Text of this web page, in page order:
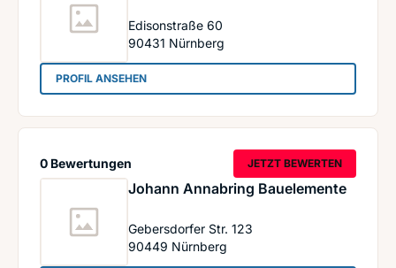
Edisonstraße 60
90431 Nürnberg
PROFIL ANSEHEN: Peter Maisser Handelsvertretung
Johann Annabring Bauelemente
Gebersdorfer Str. 123
90449 Nürnberg
0 Bewertungen JETZT BEWERTEN